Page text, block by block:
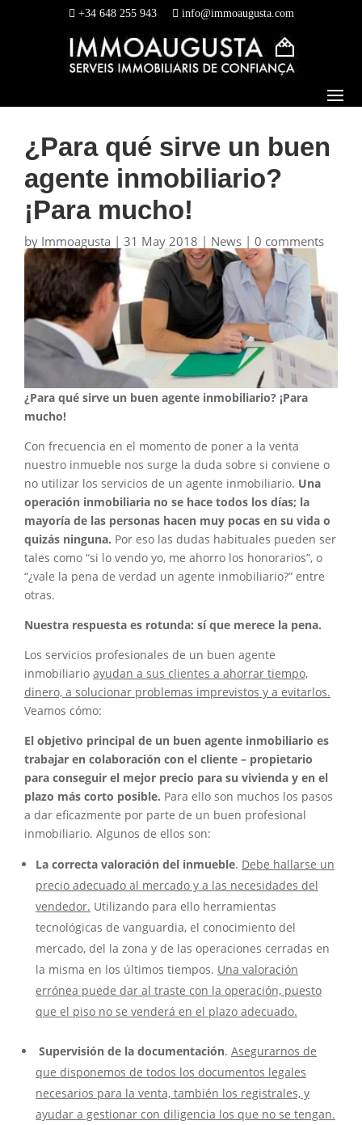
+34 648 255 943 info@immoaugusta.com
¿Para qué sirve un buen
agente inmobiliario?
¡Para mucho!
by Immoagusta | 31 May 2018 | News | 0 comments
¿Para qué sirve un buen agente inmobiliario? ¡Para
mucho!
Con frecuencia en el momento de poner a la venta
nuestro inmueble nos surge la duda sobre si conviene o
no utilizar los servicios de un agente inmobiliario. Una
operación inmobiliaria no se hace todos los días; la
mayoría de las personas hacen muy pocas en su vida o
quizás ninguna. Por eso las dudas habituales pueden ser
tales como “si lo vendo yo, me ahorro los honorarios”, o
“¿vale la pena de verdad un agente inmobiliario?” entre
otras.
Nuestra respuesta es rotunda: sí que merece la pena.
Los servicios profesionales de un buen agente
inmobiliario ayudan a sus clientes a ahorrar tiempo,
dinero, a solucionar problemas imprevistos y a evitarlos.
Veamos cómo:
El objetivo principal de un buen agente inmobiliario es
trabajar en colaboración con el cliente – propietario
para conseguir el mejor precio para su vivienda y en el
plazo más corto posible. Para ello son muchos los pasos
a dar eficazmente por parte de un buen profesional
inmobiliario. Algunos de ellos son:
La correcta valoración del inmueble. Debe hallarse un
precio adecuado al mercado y a las necesidades del
vendedor. Utilizando para ello herramientas
tecnológicas de vanguardia, el conocimiento del
mercado, del la zona y de las operaciones cerradas en
la misma en los últimos tiempos. Una valoración
errónea puede dar al traste con la operación, puesto
que el piso no se venderá en el plazo adecuado.
Supervisión de la documentación. Asegurarnos de
que disponemos de todos los documentos legales
necesarios para la venta, también los registrales, y
ayudar a gestionar con diligencia los que no se tengan.